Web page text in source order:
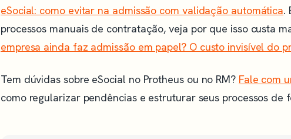
eSocial: como evitar na admissão com validação automática.
processos manuais de contratação, veja por que isso custa
empresa ainda faz admissão em papel? O custo invisível do
Tem dúvidas sobre eSocial no Protheus ou no RM? Fale com
como regularizar pendências e estruturar seus processos de